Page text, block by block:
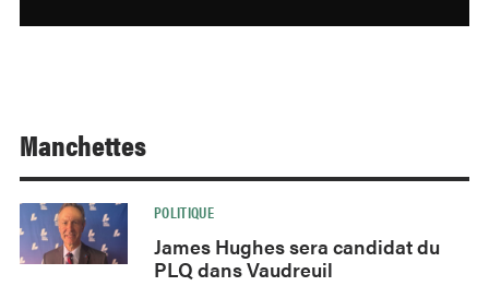
Manchettes
POLITIQUE
James Hughes sera candidat du
PLQ dans Vaudreuil